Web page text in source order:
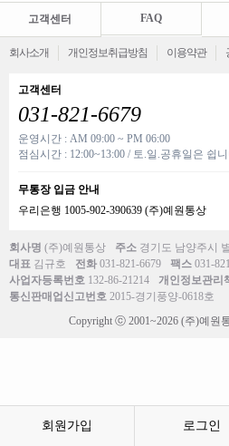
회원가입 로그인
고객센터 FAQ
회사소개 개인정보취급방침 이용약관
고객센터
031-821-6679
운영시간 : AM 09:00 ~ PM 06:00
점심시간 : 12:00~13:00 / 토.일.공휴일은 쉽
무통장 입금 안내
우리은행 1005-902-390639 (주)예원통상
회사명 (주)예원통상 주소 경기도 남양주시
대표 김규호 전화 031-821-6679 팩스 031-
사업자등록번호 132-86-21214 개인정보관리
통신판매업신고번호 2015-경기풍양-0618호
Copyright ⓒ 2001~2026 (주)예원